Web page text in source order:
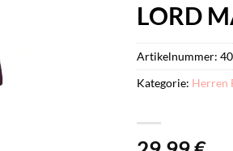
LORD
Artikelnummer:
Kategorie: Herren